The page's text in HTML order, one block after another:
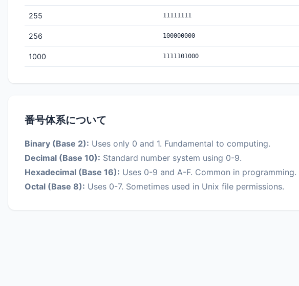
255 11111111
256 100000000
1000 1111101000
番号体系について
Binary (Base 2): Uses only 0 and 1. Fundamental to computing.
Decimal (Base 10): Standard number system using 0-9.
Hexadecimal (Base 16): Uses 0-9 and A-F. Common in programming.
Octal (Base 8): Uses 0-7. Sometimes used in Unix file permissions.